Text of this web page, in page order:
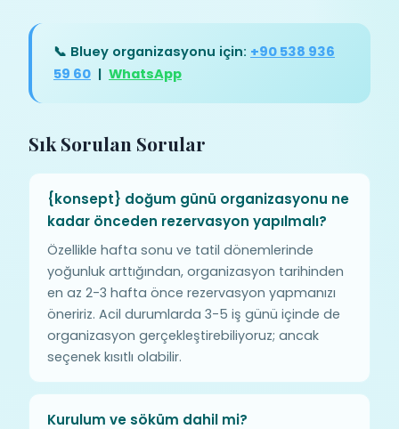
📞 Bluey organizasyonu için: +90 538 936
59 60 | WhatsApp
Sık Sorulan Sorular
{konsept} doğum günü organizasyonu ne
kadar önceden rezervasyon yapılmalı?
Özellikle hafta sonu ve tatil dönemlerinde
yoğunluk arttığından, organizasyon tarihinden
en az 2-3 hafta önce rezervasyon yapmanızı
öneririz. Acil durumlarda 3-5 iş günü içinde de
organizasyon gerçekleştirebiliyoruz; ancak
seçenek kısıtlı olabilir.
Kurulum ve söküm dahil mi?